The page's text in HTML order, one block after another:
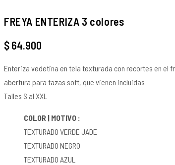
FREYA ENTERIZA 3 colores
$64.900
Enteriza vedetina en tela texturada con recortes en el
abertura para tazas soft, que vienen incluidas
Talles S al XXL
COLOR | MOTIVO :
TEXTURADO VERDE JADE
TEXTURADO NEGRO
TEXTURADO AZUL